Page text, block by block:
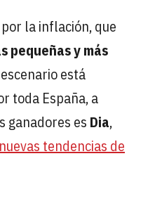
la inflación, que
pequeñas y más
está
toda España, a
ganadores es Dia,
tendencias de